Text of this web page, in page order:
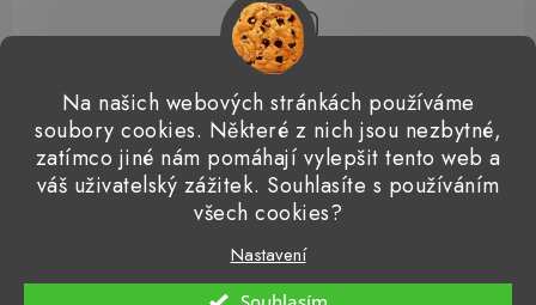
Na našich webových stránkách používáme
soubory cookies. Některé z nich jsou nezbytné,
zatímco jiné nám pomáhají vylepšit tento web a
váš uživatelský zážitek. Souhlasíte s používáním
všech cookies?
Nastavení
Přijímáme online platby
Detailingclub Dodo Juice Gyeon Quartz ValetPRO
Microfiber Madness
Copyright 2026Detailingshop. Všechna práva vyhrazena.